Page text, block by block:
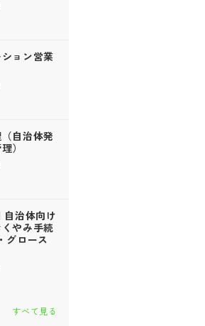
ョン営業
自治体発
）
治体向け
やみ手続
グロース
すべて見る